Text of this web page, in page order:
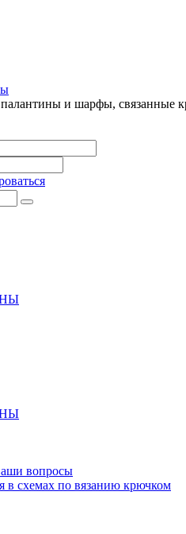
и шарфы, связанные
вопросы
в схемах по вязанию крючком